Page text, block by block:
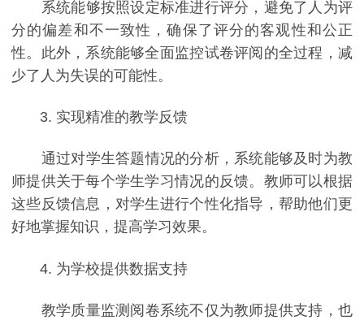
系统能够按照设定标准进行评分，避免了人为评
分的偏差和不一致性，确保了评分的客观性和公正
性。此外，系统能够全面监控试卷评阅的全过程，减
少了人为失误的可能性。
3. 实现精准的教学反馈
通过对学生答题情况的分析，系统能够及时为教
师提供关于每个学生学习情况的反馈。教师可以根据
这些反馈信息，对学生进行个性化指导，帮助他们更
好地掌握知识，提高学习效果。
4. 为学校提供数据支持
教学质量监测阅卷系统不仅为教师提供支持，也